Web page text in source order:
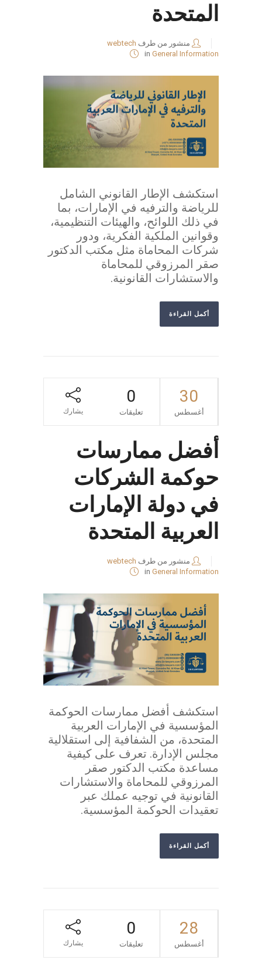
المتحدة
منشور من طرف webtech
in General Information
استكشف الإطار القانوني الشامل
للرياضة والترفيه في الإمارات، بما
في ذلك اللوائح، والهيئات التنظيمية،
وقوانين الملكية الفكرية، ودور
شركات المحاماة مثل مكتب الدكتور
صقر المرزوقي للمحاماة
والاستشارات القانونية.
أكمل القراءة
30
أغسطس
0
تعليقات يشارك
أفضل ممارسات
حوكمة الشركات
في دولة الإمارات
العربية المتحدة
منشور من طرف webtech
in General Information
استكشف أفضل ممارسات الحوكمة
المؤسسية في الإمارات العربية
المتحدة، من الشفافية إلى استقلالية
مجلس الإدارة. تعرف على كيفية
مساعدة مكتب الدكتور صقر
المرزوقي للمحاماة والاستشارات
القانونية في توجيه عملك عبر
تعقيدات الحوكمة المؤسسية.
أكمل القراءة
28
أغسطس
0
تعليقات يشارك